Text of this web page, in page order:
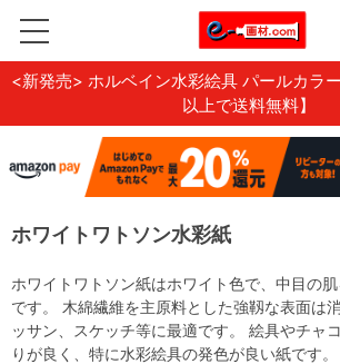
<新発売> ホルベイン水彩絵具 パールカラ
以上で送料無料】
ホワイトワトソン水彩紙
ホワイトワトソン紙はホワイト色で、中目の
です。 木綿繊維を主原料とした強靱な表面は
ッサン、スケッチ等に最適です。 絵具やチャ
りが良く、特に水彩絵具の発色が良い紙です。